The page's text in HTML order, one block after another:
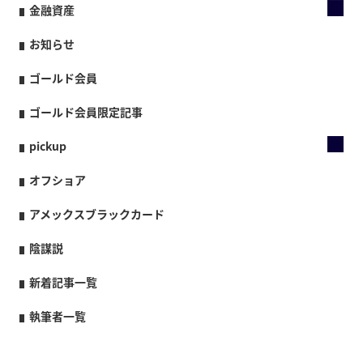
金融資産
お知らせ
ゴールド会員
ゴールド会員限定記事
pickup
オフショア
アメックスブラックカード
陰謀説
新着記事一覧
執筆者一覧